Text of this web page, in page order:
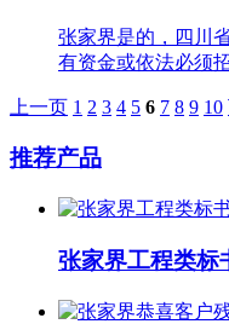
张家界是的，四川
有资金或依法必须
上一页 1 2 3 4 5 6 7 8 9 10
推荐产品
张家界工程类标